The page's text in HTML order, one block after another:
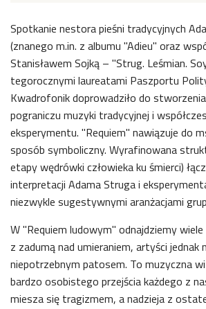
Spotkanie nestora pieśni tradycyjnych
(znanego m.in. z albumu "Adieu" oraz
Stanisławem Sojką – "Strug. Leśmian.
tegorocznymi laureatami Paszportu
Kwadrofonik doprowadziło do
pograniczu muzyki tradycyjnej i
eksperymentu. "Requiem" nawiązuje do
sposób symboliczny. Wyrafinowana
etapy wędrówki człowieka ku śmierci)
interpretacji Adama Struga i
niezwykle sugestywnymi aranżacjami
W "Requiem ludowym" odnajdziemy
z zadumą nad umieraniem, artyści jednak
niepotrzebnym patosem. To muzyczna
bardzo osobistego przejścia każdego z
miesza się tragizmem, a nadzieja z